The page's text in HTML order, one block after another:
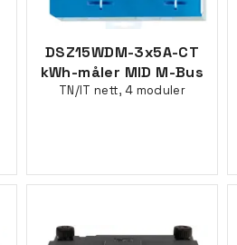
DSZ15WDM-3x5A-CT
kWh-måler MID M-Bus
TN/IT nett, 4 moduler